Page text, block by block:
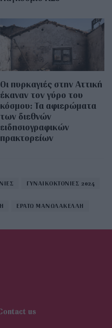
Οι πυρκαγιές στην Αττική
έκαναν τον γύρο του
κόσμου: Τα αφιερώματα
των διεθνών
ειδησιογραφικών
πρακτορείων
ΓΥΝΑΙΚΟΚΤΟΝΙΕΣ 2024
ΕΡΑΤΩ ΜΑΝΩΛΑΚΕΛΛΗ
us